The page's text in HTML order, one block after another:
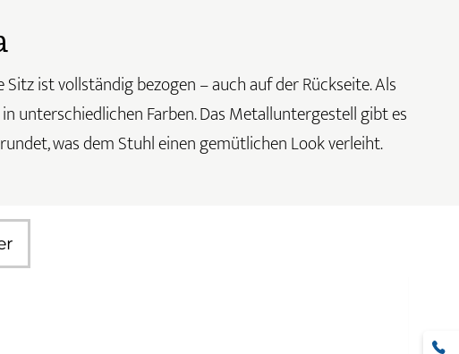
ist vollständig bezogen – auch auf der Rückseite. Als
unterschiedlichen Farben. Das Metalluntergestell gibt es
was dem Stuhl einen gemütlichen Look verleiht.